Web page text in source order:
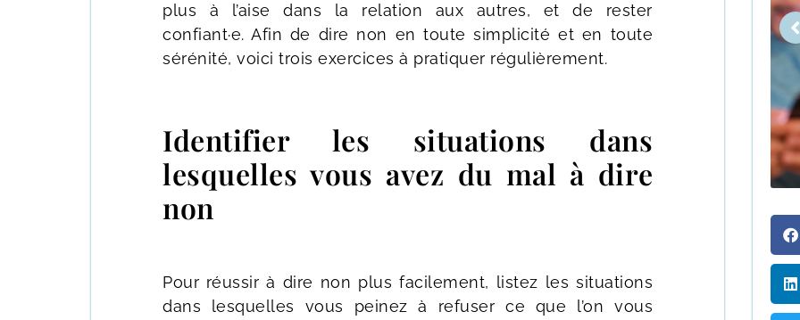
plus à l’aise dans la relation aux autres, et de rester
confiant·e. Afin de dire non en toute simplicité et en toute
sérénité, voici trois exercices à pratiquer régulièrement.
Identifier les situations dans
lesquelles vous avez du mal à dire
non
Pour réussir à dire non plus facilement, listez les situations
dans lesquelles vous peinez à refuser ce que l’on vous